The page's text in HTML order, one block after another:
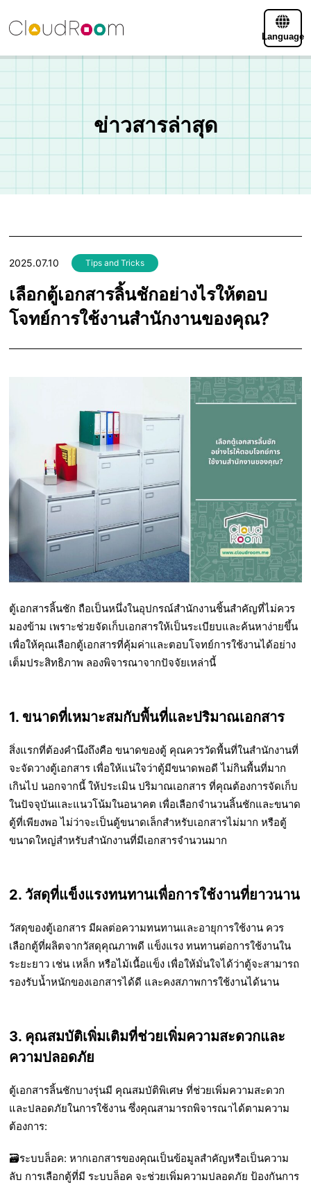
Language
ข่าวสารล่าสุด
2025.07.10 Tips and Tricks
เลือกตู้เอกสารลิ้นชักอย่างไรให้ตอบ
โจทย์การใช้งานสำนักงานของคุณ?
ตู้เอกสารลิ้นชัก ถือเป็นหนึ่งในอุปกรณ์สำนักงานชิ้นสำคัญที่ไม่ควร
มองข้าม เพราะช่วยจัดเก็บเอกสารให้เป็นระเบียบและค้นหาง่ายขึ้น
เพื่อให้คุณเลือกตู้เอกสารที่คุ้มค่าและตอบโจทย์การใช้งานได้อย่าง
เต็มประสิทธิภาพ ลองพิจารณาจากปัจจัยเหล่านี้
1. ขนาดที่เหมาะสมกับพื้นที่และปริมาณเอกสาร
สิ่งแรกที่ต้องคำนึงถึงคือขนาดของตู้ คุณควรวัดพื้นที่ในสำนักงานที่
จะจัดวางตู้เอกสาร เพื่อให้แน่ใจว่าตู้มีขนาดพอดี ไม่กินพื้นที่มาก
เกินไป นอกจากนี้ ให้ประเมินปริมาณเอกสาร ที่คุณต้องการจัดเก็บ
ในปัจจุบันและแนวโน้มในอนาคต เพื่อเลือกจำนวนลิ้นชักและขนาด
ตู้ที่เพียงพอ ไม่ว่าจะเป็นตู้ขนาดเล็กสำหรับเอกสารไม่มาก หรือตู้
ขนาดใหญ่สำหรับสำนักงานที่มีเอกสารจำนวนมาก
2. วัสดุที่แข็งแรงทนทานเพื่อการใช้งานที่ยาวนาน
วัสดุของตู้เอกสาร มีผลต่อความทนทานและอายุการใช้งาน ควร
เลือกตู้ที่ผลิตจากวัสดุคุณภาพดี แข็งแรง ทนทานต่อการใช้งานใน
ระยะยาว เช่น เหล็ก หรือไม้เนื้อแข็ง เพื่อให้มั่นใจได้ว่าตู้จะสามารถ
รองรับน้ำหนักของเอกสารได้ดี และคงสภาพการใช้งานได้นาน
3. คุณสมบัติเพิ่มเติมที่ช่วยเพิ่มความสะดวกและ
ความปลอดภัย
ตู้เอกสารลิ้นชักบางรุ่นมี คุณสมบัติพิเศษ ที่ช่วยเพิ่มความสะดวก
และปลอดภัยในการใช้งาน ซึ่งคุณสามารถพิจารณาได้ตามความ
ต้องการ:
🗃️ระบบล็อค: หากเอกสารของคุณเป็นข้อมูลสำคัญหรือเป็นความ
ลับ การเลือกตู้ที่มี ระบบล็อค จะช่วยเพิ่มความปลอดภัย ป้องกันการ